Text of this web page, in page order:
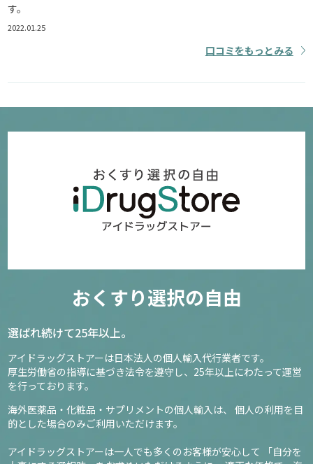
す。
2022.01.25
口コミをもっとみる
おくすり選択の自由
選ばれ続けて25年以上。
アイドラッグストアーは日本法人の個人輸入代行業者です。
厚生労働省の指導に基づき法令を遵守し、 25年以上にわたって運営
を行っております。
海外医薬品・化粧品・サプリメントの個人輸入は、 個人の利用を目
的とした場合のみご利用いただけます。
アイドラッグストアーは一人でも多くのお客様が安心して
「自分を